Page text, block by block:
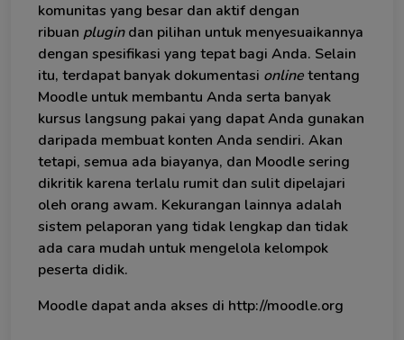
komunitas yang besar dan aktif dengan
ribuan plugindan pilihan untuk menyesuaikannya
dengan spesifikasi yang tepat bagi Anda. Selain
itu, terdapat banyak dokumentasi onlinetentang
Moodle untuk membantu Anda serta banyak
kursus langsung pakai yang dapat Anda gunakan
daripada membuat konten Anda sendiri. Akan
tetapi, semua ada biayanya, dan Moodle sering
dikritik karena terlalu rumit dan sulit dipelajari
oleh orang awam. Kekurangan lainnya adalah
sistem pelaporan yang tidak lengkap dan tidak
ada cara mudah untuk mengelola kelompok
peserta didik.
Moodle dapat anda akses di http://moodle.org